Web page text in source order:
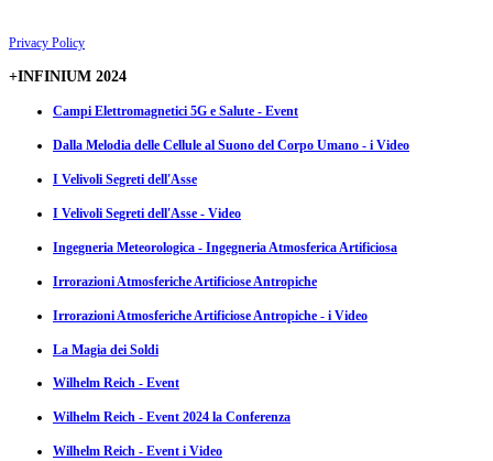
Privacy Policy
+INFINIUM 2024
Campi Elettromagnetici 5G e Salute - Event
Dalla Melodia delle Cellule al Suono del Corpo Umano - i Video
I Velivoli Segreti dell'Asse
I Velivoli Segreti dell'Asse - Video
Ingegneria Meteorologica - Ingegneria Atmosferica Artificiosa
Irrorazioni Atmosferiche Artificiose Antropiche
Irrorazioni Atmosferiche Artificiose Antropiche - i Video
La Magia dei Soldi
Wilhelm Reich - Event
Wilhelm Reich - Event 2024 la Conferenza
Wilhelm Reich - Event i Video